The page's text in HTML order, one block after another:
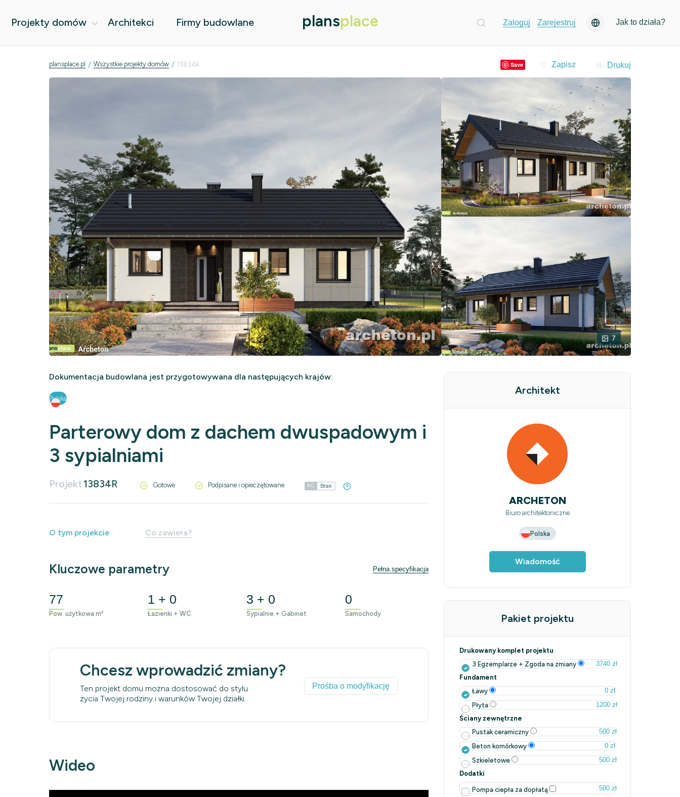
Projekty domów Architekci Firmy budowlane plansplace Zaloguj Zarejestruj Jak to działa?
plansplace.pl / Wszystkie projekty domów / 13834R Save Drukuj
7
Dokumentacja budowlana jest przygotowywana dla następujących krajów:
Polska
Parterowy dom z dachem dwuspadowym i
3 sypialniami
Projekt 13834R Gotowe Podpisane i opieczętowane KC Brak
O tym projekcie Co zawiera?
Kluczowe parametry Pełna specyfikacja
77
Pow. użytkowa m²
1 + 0
Łazienki + WC
3 + 0
Sypialnie + Gabinet
0
Samochody
Chcesz wprowadzić zmiany?
Ten projekt domu można dostosować do stylu
życia Twojej rodziny i warunków Twojej działki.
Prośba o modyfikację
Wideo
Architekt
ARCHETON
Biuro architektoniczne
Polska
Wiadomość
Pakiet projektu
Drukowany komplet projektu
3 Egzemplarze + Zgoda na zmiany
3740 zł
Fundament
Ławy
0 zł
Płyta
1200 zł
Ściany zewnętrzne
Pustak ceramiczny
500 zł
Beton komórkowy
0 zł
Szkieletowe
500 zł
Dodatki
Pompa ciepła za dopłatą 500 zł